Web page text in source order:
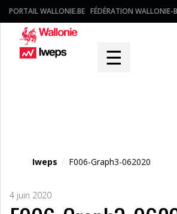
PORTAIL WALLONIE.BE FÉDÉRATION WALLONIE-
☰
Iweps / F006-Graph3-062020
4 juin 2020